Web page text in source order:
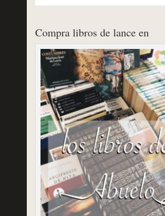
Compra libros de lance en